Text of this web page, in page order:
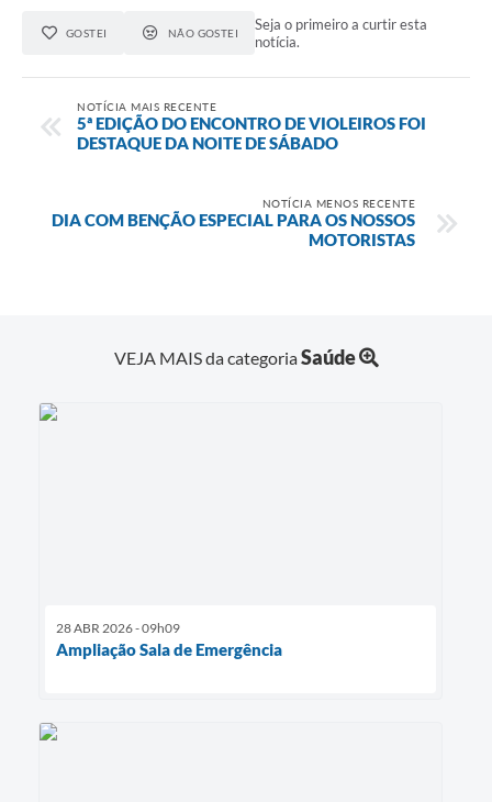
GOSTEI NÃO GOSTEI
Seja o primeiro a curtir esta
notícia.
NOTÍCIA MAIS RECENTE
5ª EDIÇÃO DO ENCONTRO DE VIOLEIROS FOI
DESTAQUE DA NOITE DE SÁBADO
NOTÍCIA MENOS RECENTE
DIA COM BENÇÃO ESPECIAL PARA OS NOSSOS
MOTORISTAS
VEJA MAIS da categoriaSaúde
28 ABR 2026 - 09h09
Ampliação Sala de Emergência